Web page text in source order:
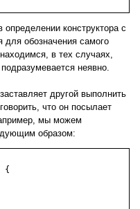
конструктора с
для обозначения самого
в тех случаях,
неявно.
другой выполнить
что он посылает
мы можем
образом:
{